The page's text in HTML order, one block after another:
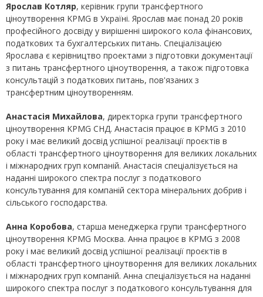
Ярослав Котляр, керівник групи трансфертного
ціноутворення KPMG в Україні. Ярослав має понад 20 років
професійного досвіду у вирішенні широкого кола фінансових,
податкових та бухгалтерських питань. Спеціалізацією
Ярослава є керівництво проектами з підготовки документації
з питань трансфертного ціноутворення, а також підготовка
консультацій з податкових питань, пов'язаних з
трансфертним ціноутворенням.
Анастасія Михайлова, директорка групи трансфертного
ціноутворення KPMG СНД. Анастасія працює в KPMG з 2010
року і має великий досвід успішної реалізації проєктів в
області трансфертного ціноутворення для великих локальних
і міжнародних груп компаній. Анастасія спеціалізується на
наданні широкого спектра послуг з податкового
консультування для компаній сектора мінеральних добрив і
сільського господарства.
Анна Коробова, старша менеджерка групи трансфертного
ціноутворення KPMG Москва. Анна працює в KPMG з 2008
року і має великий досвід успішної реалізації проєктів в
області трансфертного ціноутворення для великих локальних
і міжнародних груп компаній. Анна спеціалізується на наданні
широкого спектра послуг з податкового консультування для